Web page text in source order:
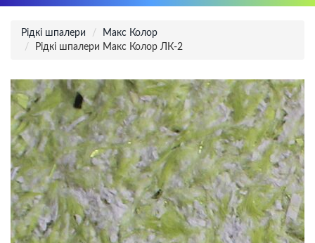
Рідкі шпалери
Макс Колор
Рідкі шпалери Макс Колор ЛК-2